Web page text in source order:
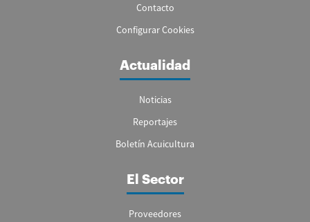
Contacto
Configurar Cookies
Actualidad
Noticias
Reportajes
Boletín Acuicultura
El Sector
Proveedores